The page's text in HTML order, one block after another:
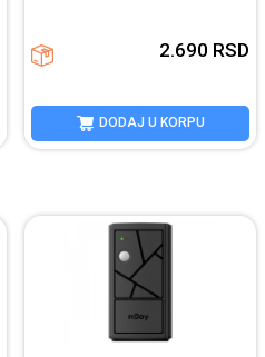
2.690 RSD
DODAJ U KORPU